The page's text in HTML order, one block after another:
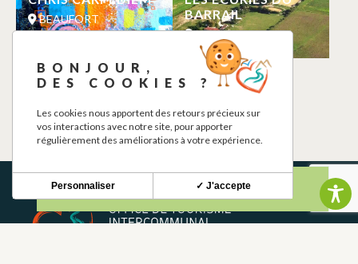
BEAUFORT
BARRAIL
BEAUFORT
STUDIO LA PLAINE
DE MAJOURI
BEAUFORT
BONJOUR,
DES COOKIES ?
Les cookies nous apportent des retours précieux sur
vos interactions avec notre site, pour apporter
régulièrement des améliorations à votre expérience.
✓ J'accepte
Personnaliser